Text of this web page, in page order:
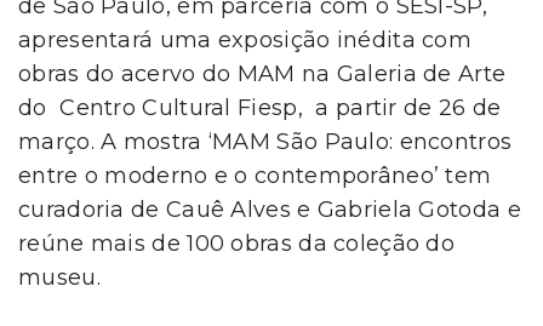
de São Paulo, em parceria com o SESI-SP,
apresentará uma exposição inédita com
obras do acervo do MAM na Galeria de Arte
do Centro Cultural Fiesp, a partir de 26 de
março. A mostra ‘MAM São Paulo: encontros
entre o moderno e o contemporâneo’ tem
curadoria de Cauê Alves e Gabriela Gotoda e
reúne mais de 100 obras da coleção do
museu.